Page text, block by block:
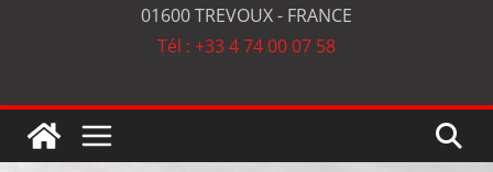
01600 TREVOUX - FRANCE
Tél : +33 4 74 00 07 58